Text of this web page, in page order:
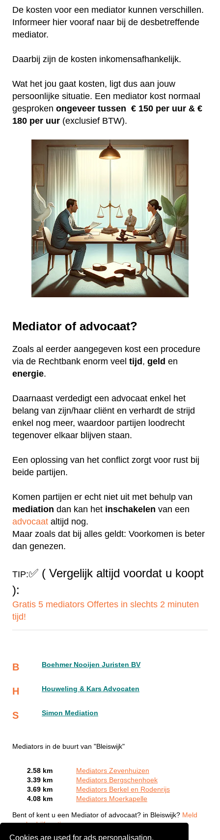
Cookies are used for ads personalisation.
De kosten voor een mediator kunnen verschillen.
Informeer hier vooraf naar bij de desbetreffende
mediator.
Daarbij zijn de kosten inkomensafhankelijk.
Wat het jou gaat kosten, ligt dus aan jouw
persoonlijke situatie. Een mediator kost normaal
gesproken ongeveer tussen € 150 per uur & €
180 per uur (exclusief BTW).
Mediator of advocaat?
Zoals al eerder aangegeven kost een procedure
via de Rechtbank enorm veel tijd, geld en
energie.
Daarnaast verdedigt een advocaat enkel het
belang van zijn/haar cliënt en verhardt de strijd
enkel nog meer, waardoor partijen loodrecht
tegenover elkaar blijven staan.
Een oplossing van het conflict zorgt voor rust bij
beide partijen.
Komen partijen er echt niet uit met behulp van
mediation dan kan het inschakelen van een
advocaat altijd nog.
Maar zoals dat bij alles geldt: Voorkomen is beter
dan genezen.
TIP:✅ ( Vergelijk altijd voordat u koopt
):
Gratis 5 mediators Offertes in slechts 2 minuten
tijd!
B Boehmer Nooijen Juristen BV
H Houweling & Kars Advocaten
S Simon Mediation
Mediators in de buurt van "Bleiswijk"
2.58 km
Mediators Zevenhuizen
3.39 km
Mediators Bergschenhoek
3.69 km
Mediators Berkel en Rodenrijs
4.08 km
Mediators Moerkapelle
Bent of kent u een Mediator of advocaat? in Bleiswijk? Meld
een bedrijf gratis aan